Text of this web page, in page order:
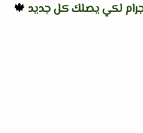
لكي يصلك كل جديد 🍁